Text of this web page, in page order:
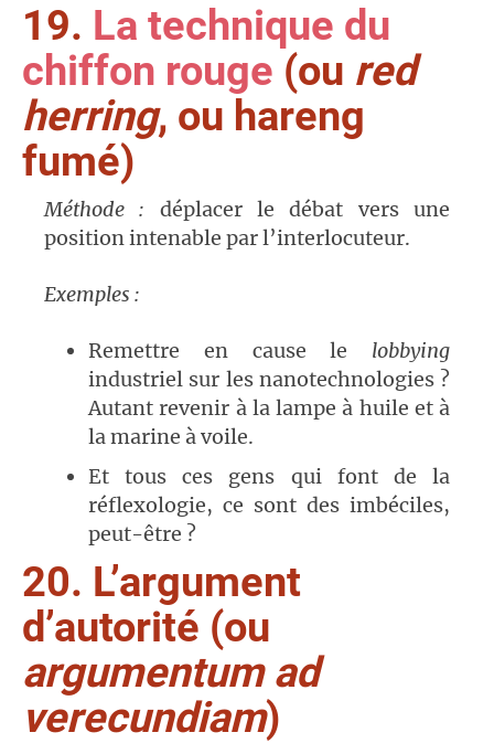
19. La technique du
chiffon rouge (ou red
herring, ou hareng
fumé)
Méthode : déplacer le débat vers une
position intenable par l’interlocuteur.
Exemples :
Remettre en cause le lobbying
industriel sur les nanotechnologies ?
Autant revenir à la lampe à huile et à
la marine à voile.
Et tous ces gens qui font de la
réflexologie, ce sont des imbéciles,
peut-être ?
20. L’argument
d’autorité (ou
argumentum ad
verecundiam)